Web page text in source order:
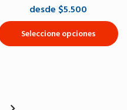
desde $5.500
Seleccione opciones